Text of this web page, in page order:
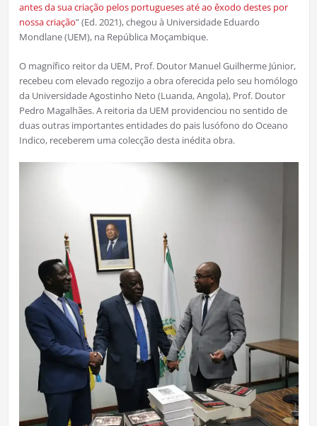
antes da sua criação pelos portugueses até ao êxodo destes por
nossa criação” (Ed. 2021), chegou à Universidade Eduardo
Mondlane (UEM), na República Moçambique.
O magnífico reitor da UEM, Prof. Doutor Manuel Guilherme Júnior,
recebeu com elevado regozijo a obra oferecida pelo seu homólogo
da Universidade Agostinho Neto (Luanda, Angola), Prof. Doutor
Pedro Magalhães. A reitoria da UEM providenciou no sentido de
duas outras importantes entidades do pais lusófono do Oceano
Indico, receberem uma colecção desta inédita obra.